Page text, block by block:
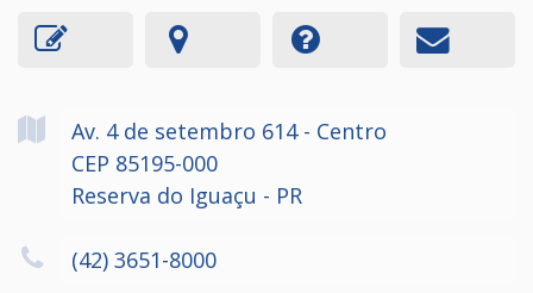
Av. 4 de setembro 614 - Centro
CEP 85195-000
Reserva do Iguaçu - PR
(42) 3651-8000